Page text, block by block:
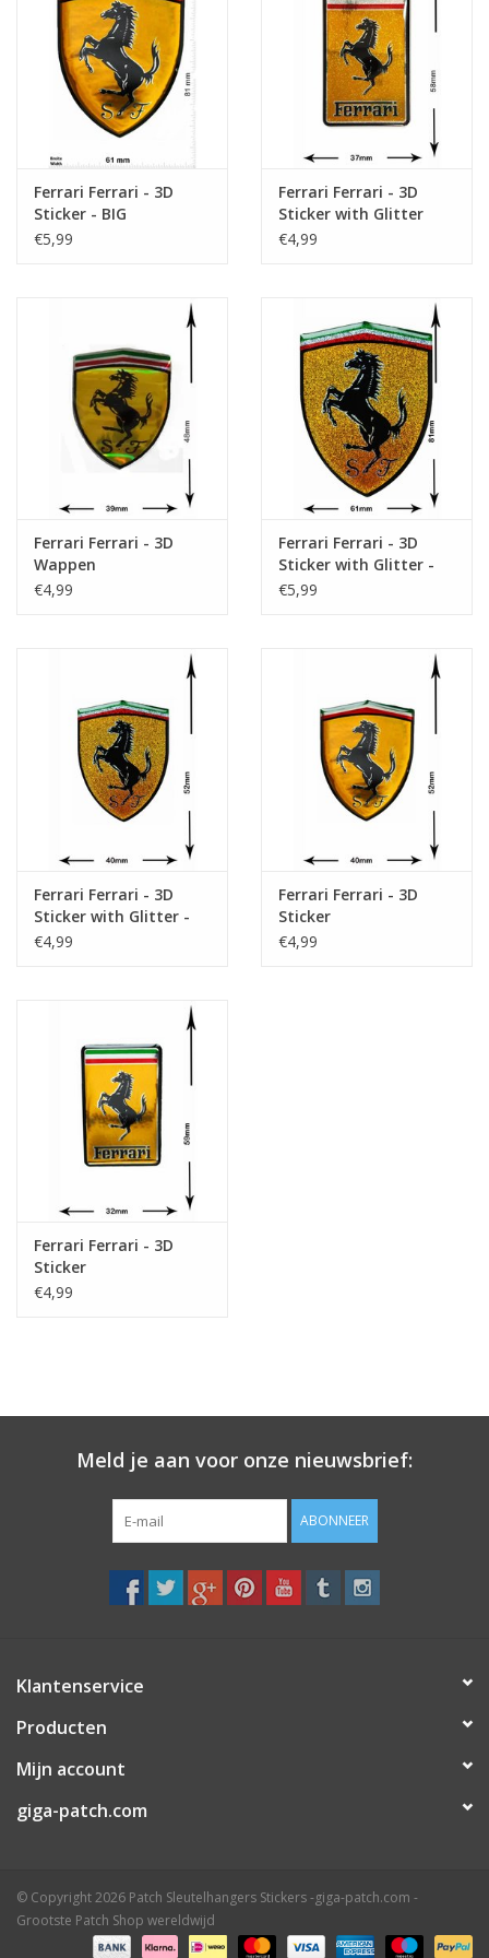
Sleutelhanger
Ferrari Ferrari - 3D
Sticker - BIG
€5,99
Ferrari Ferrari - 3D
Sticker with Glitter
€4,99
Ferrari Ferrari - 3D
Wappen
€4,99
Ferrari Ferrari - 3D
Sticker with Glitter -
BIG
€5,99
Ferrari Ferrari - 3D
Sticker with Glitter -
small -
€4,99
Ferrari Ferrari - 3D
Sticker
€4,99
Ferrari Ferrari - 3D
Sticker
€4,99
Meld je aan voor onze nieuwsbrief:
ABONNEER
Klantenservice
Producten
Mijn account
giga-patch.com
© Copyright 2026 Patch Sleutelhangers Stickers -giga-patch.com -
Grootste Patch Shop wereldwijd